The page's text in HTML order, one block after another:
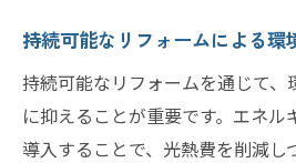
持続可能なリフォームによる環
持続可能なリフォームを通じて、
に抑えることが重要です。エネル
導入することで、光熱費を削減し